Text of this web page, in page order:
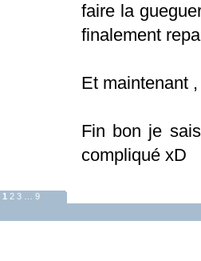
faire la
finalement
Et maintenant
Fin bon je
compliqué xD
1 2 3 9